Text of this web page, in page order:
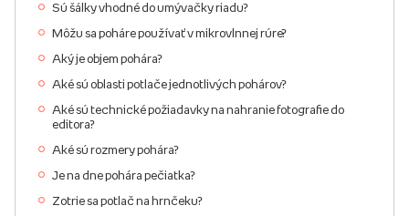
Sú šálky vhodné do umývačky riadu?
Môžu sa poháre používať v mikrovlnnej rúre?
Aký je objem pohára?
Aké sú oblasti potlače jednotlivých pohárov?
Aké sú technické požiadavky na nahranie fotografie do
editora?
Aké sú rozmery pohára?
Je na dne pohára pečiatka?
Zotrie sa potlač na hrnčeku?